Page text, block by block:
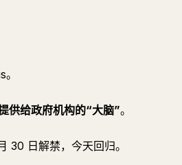
供给政府机构的“大脑”。
30 日解禁，今天回归。